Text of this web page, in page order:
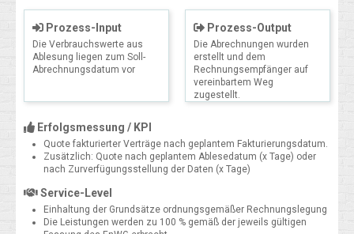
Prozess-Input
Die Verbrauchswerte aus
Ablesung liegen zum Soll-
Abrechnungsdatum vor
Prozess-Output
Die Abrechnungen wurden
erstellt und dem
Rechnungsempfänger auf
vereinbartem Weg
zugestellt.
Erfolgsmessung / KPI
Quote fakturierter Verträge nach geplantem Fakturierungsdatum.
Zusätzlich: Quote nach geplantem Ablesedatum (x Tage) oder
nach Zurverfügungsstellung der Daten (x Tage)
Service-Level
Einhaltung der Grundsätze ordnungsgemäßer Rechnungslegung
Die Leistungen werden zu 100 % gemäß der jeweils gültigen